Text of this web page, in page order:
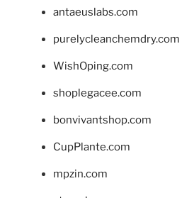
antaeuslabs.com
purelycleanchemdry.com
WishOping.com
shoplegacee.com
bonvivantshop.com
CupPlante.com
mpzin.com